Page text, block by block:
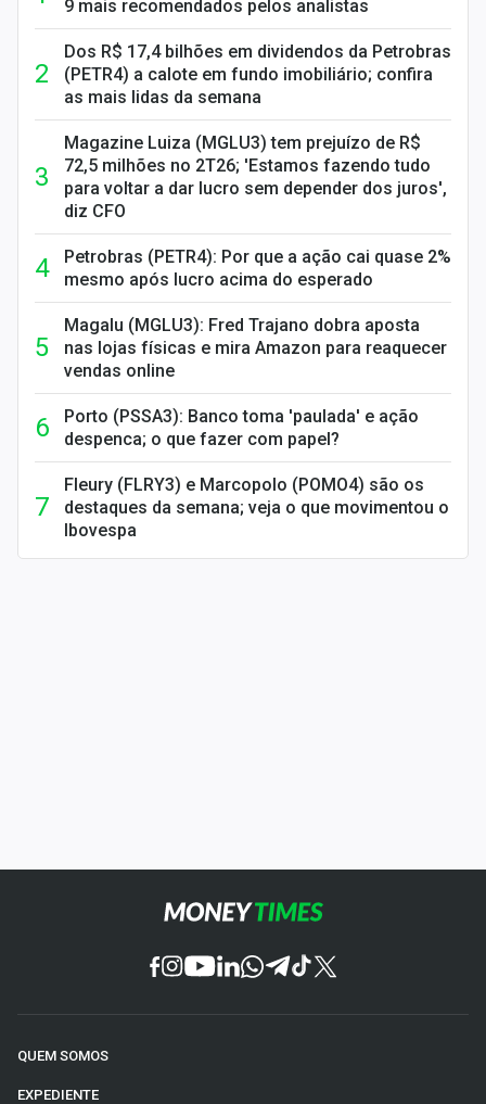
9 mais recomendados pelos analistas
Dos R$ 17,4 bilhões em dividendos da Petrobras
(PETR4) a calote em fundo imobiliário; confira
as mais lidas da semana
Magazine Luiza (MGLU3) tem prejuízo de R$
72,5 milhões no 2T26; 'Estamos fazendo tudo
para voltar a dar lucro sem depender dos juros',
diz CFO
Petrobras (PETR4): Por que a ação cai quase 2%
mesmo após lucro acima do esperado
Magalu (MGLU3): Fred Trajano dobra aposta
nas lojas físicas e mira Amazon para reaquecer
vendas online
Porto (PSSA3): Banco toma 'paulada' e ação
despenca; o que fazer com papel?
Fleury (FLRY3) e Marcopolo (POMO4) são os
destaques da semana; veja o que movimentou o
Ibovespa
QUEM SOMOS
EXPEDIENTE